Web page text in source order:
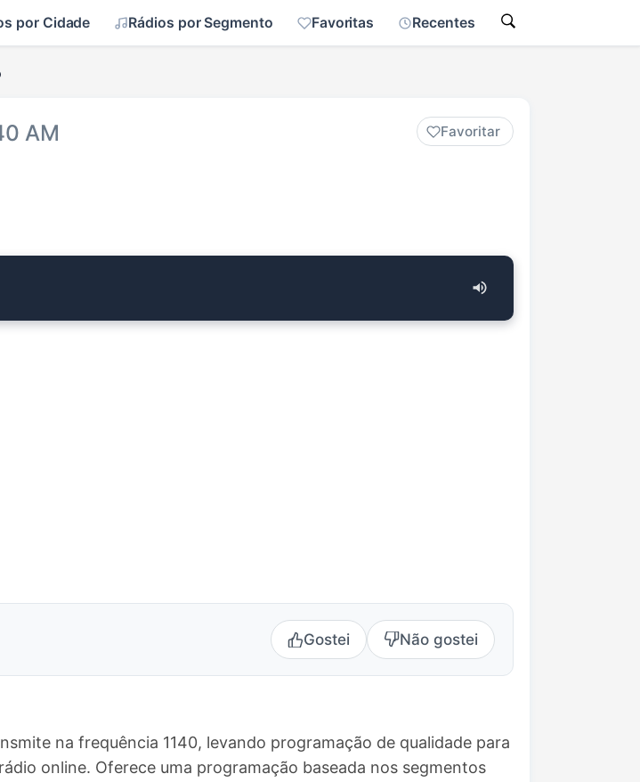
por Cidade Rádios por Segmento Favoritas Recentes
AM
Favoritar
Gostei Não gostei
na frequência 1140, levando programação de qualidade para
online. Oferece uma programação baseada nos segmentos